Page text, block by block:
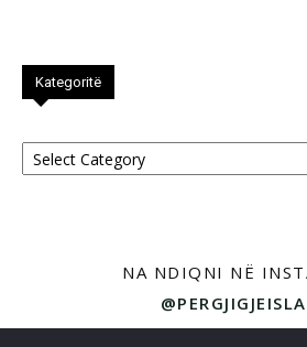
Kategoritë
Kategoritë
NA NDIQNI NË